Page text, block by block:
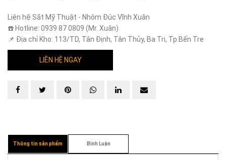
Liên hệ Sắt Mỹ Thuật - Nhôm Đúc Vĩnh Xuân
☎️ Hotline: 0939 87 0809 (Mr. Xuân)
📌 Địa chỉ Kho: 113/TD, Tân Định, Tân Thủy, Ba Tri, Tp.Bến Tre
LIÊN HỆ NGAY
Thông tin sản phẩm Bình Luận